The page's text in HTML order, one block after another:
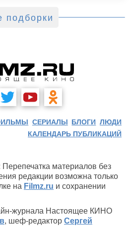
подборки
СЕРИАЛЫ БЛОГИ ЛЮДИ
КАЛЕНДАРЬ ПУБЛИКАЦИЙ
Перепечатка материалов без
редакции возможна только
на Filmz.ru и сохранении
журнала Настоящее КИНО
, шеф-редактор Сергей